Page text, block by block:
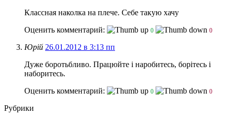
Классная наколка на плече. Себе такую хачу
Оценить комментарий:
0 0
Юрій 26.01.2012 в 3:13 пп
Дуже боротьбливо. Працюйте і наробитесь, борітесь і
наборитесь.
Оценить комментарий:
0 0
Рубрики